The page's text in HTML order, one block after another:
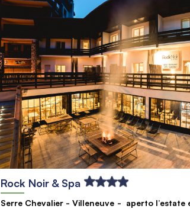
Rock Noir & Spa
Serre Chevalier - Villeneuve
aperto l’estate